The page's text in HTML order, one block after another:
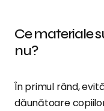
Ce materiale
nu?
În primul rând,
dăunătoare